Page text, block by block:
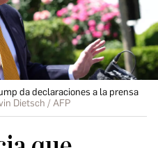
da declaraciones a la prensa
Dietsch / AFP